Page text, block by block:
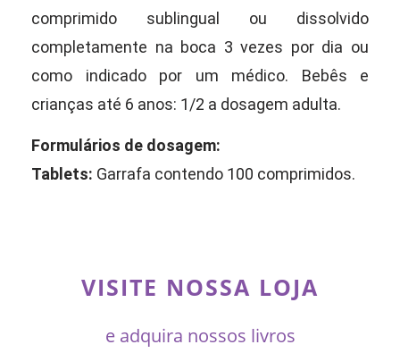
comprimido sublingual ou dissolvido
completamente na boca 3 vezes por dia ou
como indicado por um médico. Bebês e
crianças até 6 anos: 1/2 a dosagem adulta.
Formulários de dosagem:
Tablets: Garrafa contendo 100 comprimidos.
VISITE NOSSA LOJA
e adquira nossos livros